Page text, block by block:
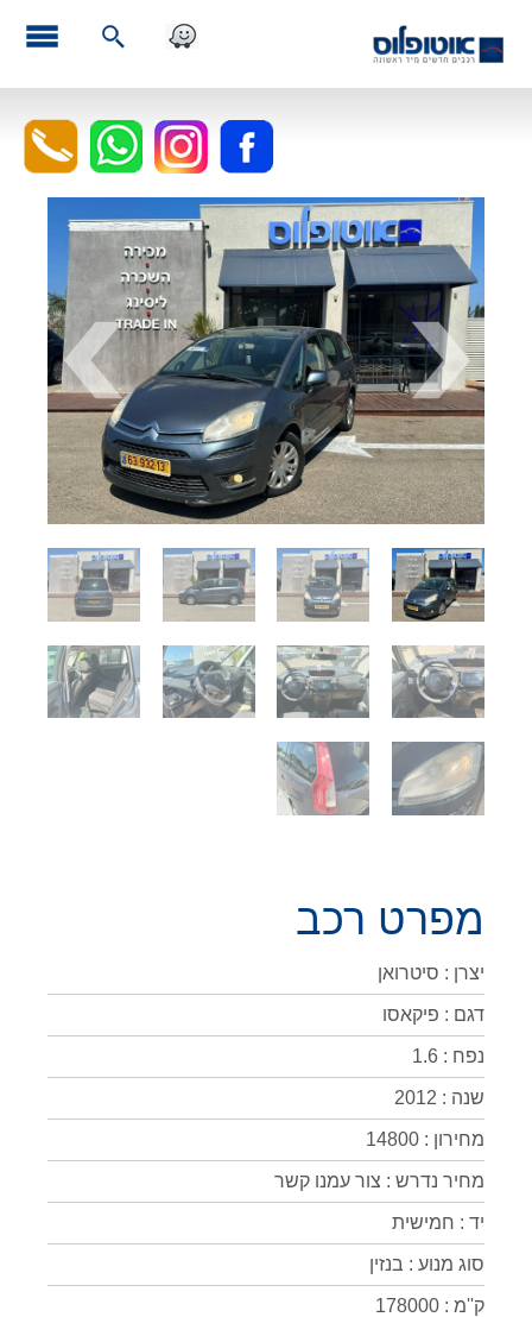
מפרט רכב
יצרן : סיטרואן
דגם : פיקאסו
נפח : 1.6
שנה : 2012
מחירון : 14800
מחיר נדרש : צור עמנו קשר
יד : חמישית
סוג מנוע : בנזין
ק''מ : 178000